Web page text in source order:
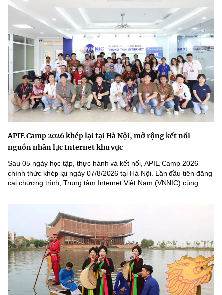
APIE Camp 2026 khép lại tại Hà Nội, mở rộng kết nối
nguồn nhân lực Internet khu vực
Sau 05 ngày học tập, thực hành và kết nối, APIE Camp 2026
chính thức khép lại ngày 07/8/2026 tại Hà Nội. Lần đầu tiên đăng
cai chương trình, Trung tâm Internet Việt Nam (VNNIC) cùng...